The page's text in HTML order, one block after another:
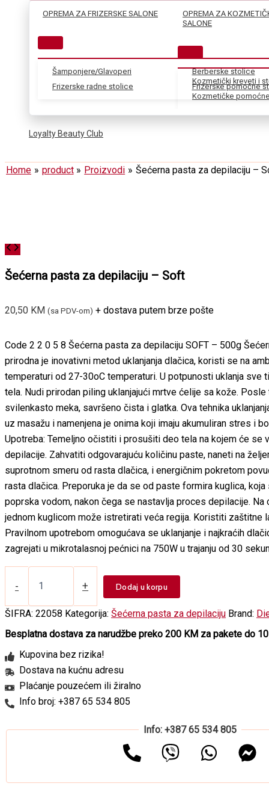
OPREMA ZA FRIZERSKE SALONE
Šamponjere/Glavoperi
Frizerske radne stolice
Berberske stolice
Frizerske pomoćne
OPREMA ZA
SALONE
Kozmetički kreveti i
Kozmetičke
Loyalty Beauty Club
Home product Proizvodi Šećerna pasta za depilaciju –
Šećerna pasta za depilaciju – Soft
20,50 KM (sa PDV-om) + dostava putem brze pošte
Code 2 2 0 5 8 Šećerna pasta za depilaciju SOFT – 500g
prirodna je inovativni metod uklanjanja dlačica, koristi se na
temperaturi od 27-30oC temperaturi. U potpunosti uklanja sve
tela. Nudi prirodan piling uklanjajući mrtve ćelije sa kože. Posle
svilenkasto meka, savršeno čista i glatka. Ova tehnika
uz masažu i namenjena je onima koji imaju akumuliran stres i
Upotreba: Temeljno očistiti i prosušiti deo tela na kojem će se
depilacije. Zahvatiti odgovarajuću količinu paste, naneti na
suprotnom smeru od rasta dlačica, i energičnim pokretom
rasta dlačica. Preporuka je da se od paste formira kuglica,
poprska vodom, nakon čega se nastavlja proces depilacije. Na
jednom kuglicom može istretirati veća regija. Koristiti zaštitne
Pravilnom upotrebom omogućava se uklanjanje i najkraćih
zagrejati u mikrotalasnoj pećnici na 750W u trajanju od 30
-
depilaciju
-
Soft
+ Dodaj u korpu
ŠIFRA: 22058 Kategorija: Šećerna pasta za depilaciju Brand:
Besplatna dostava za narudžbe preko 200 KM za pakete do
Kupovina bez rizika!
Dostava na kućnu adresu
Plaćanje pouzećem ili žiralno
Info broj: +387 65 534 805
Info: +387 65 534 805